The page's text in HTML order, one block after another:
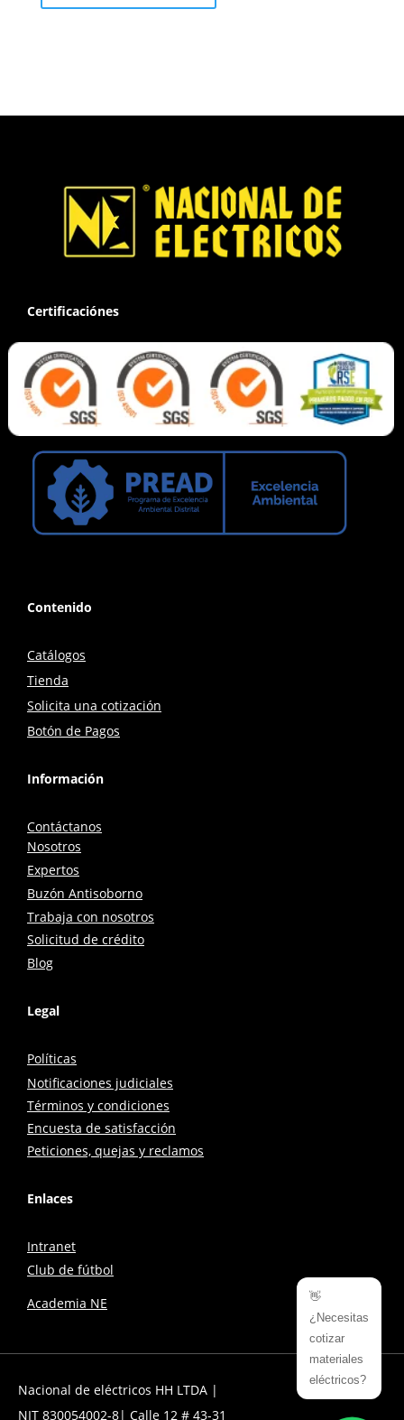
Certificaciónes
Contenido
Catálogos
Tienda
Solicita una cotización
Botón de Pagos
Información
Contáctanos
Nosotros
Expertos
Buzón Antisoborno
Trabaja con nosotros
Solicitud de crédito
Blog
Legal
Políticas
Notificaciones judiciales
Términos y condiciones
Encuesta de satisfacción
Peticiones, quejas y reclamos
Enlaces
Intranet
Club de fútbol
Academia NE
👋
¿Necesitas
cotizar
materiales
eléctricos?
Nacional de eléctricos HH LTDA |
NIT 830054002-8| Calle 12 # 43-31